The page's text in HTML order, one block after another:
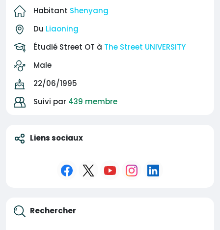
Habitant Shenyang
Du Liaoning
Étudié Street OT à The Street UNIVERSITY
Male
22/06/1995
Suivi par 439 membre
Liens sociaux
Rechercher